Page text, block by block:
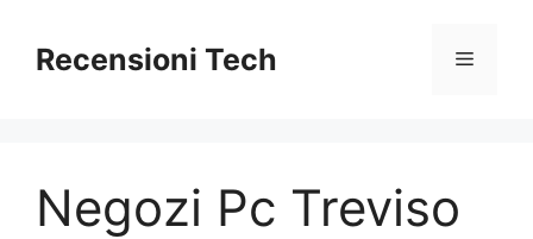
contenuto
Recensioni Tech Menu
Negozi Pc Treviso